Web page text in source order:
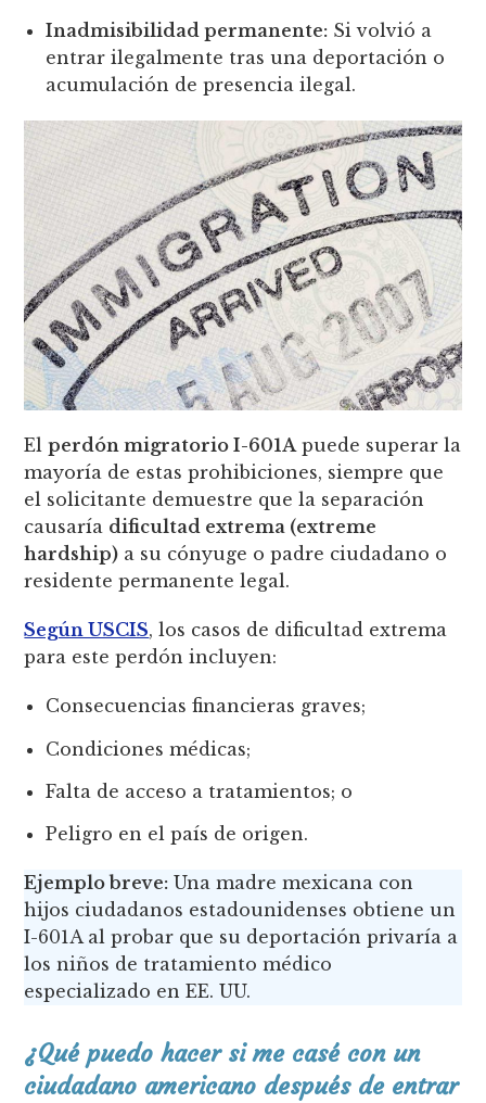
Inadmisibilidad permanente: Si volvió a
entrar ilegalmente tras una deportación o
acumulación de presencia ilegal.
Elperdón migratorio I-601Apuede superar la
mayoría de estas prohibiciones, siempre que
el solicitante demuestre que la separación
causaría dificultad extrema (extreme
hardship) a su cónyuge o padre ciudadano o
residente permanente legal.
Según USCIS, los casos de dificultad extrema
para este perdón incluyen:
Consecuencias financieras graves;
Condiciones médicas;
Falta de acceso a tratamientos; o
Peligro en el país de origen.
Ejemplo breve: Una madre mexicana con
hijos ciudadanos estadounidenses obtiene un
I-601A al probar que su deportación privaría a
los niños de tratamiento médico
especializado en EE. UU.
¿Qué puedo hacer si me casé con un
ciudadano americano después de entrar